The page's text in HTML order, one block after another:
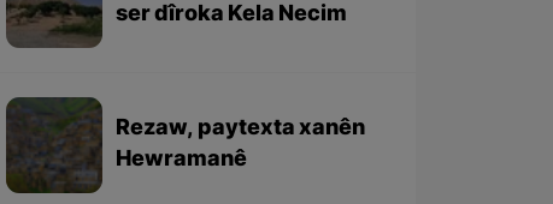
ser dîroka Kela Necim
Rezaw, paytexta xanên
Hewramanê